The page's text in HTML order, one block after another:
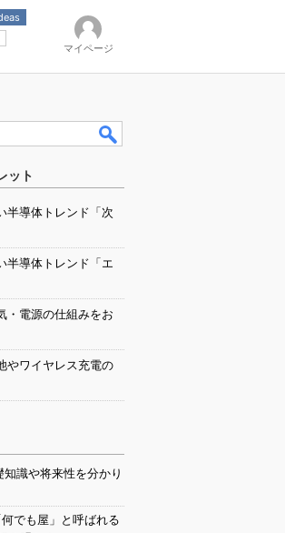
マイページ
ット
半導体トレンド「次
半導体トレンド「エ
電源の仕組みをお
ワイヤレス充電の
識や将来性を分かり
でも屋」と呼ばれる